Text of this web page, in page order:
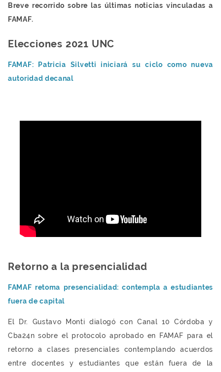
Breve recorrido sobre las últimas noticias vinculadas a
FAMAF.
Elecciones 2021 UNC
FAMAF: Patricia Silvetti iniciará su ciclo como nueva
autoridad decanal
Retorno a la presencialidad
FAMAF retoma presencialidad: contempla a estudiantes
fuera de capital
El Dr. Gustavo Monti dialogó con Canal 10 Córdoba y
Cba24n sobre el protocolo aprobado en FAMAF para el
retorno a clases presenciales contemplando acuerdos
entre docentes y estudiantes que están fuera de la